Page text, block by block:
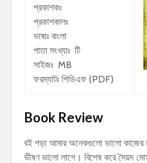
প্রকাশকঃ
প্রকাশকালঃ
ভাষাঃ বাংলা
পাতা সংখ্যাঃ টি
সাইজঃ MB
ফরম্যাটঃ পিডিএফ (PDF)
Book Review
বই পড়া আমার অনেকগুলো ভালো
ভীষণ ভালো লাগে। বিশেষ করে সৈয়দ